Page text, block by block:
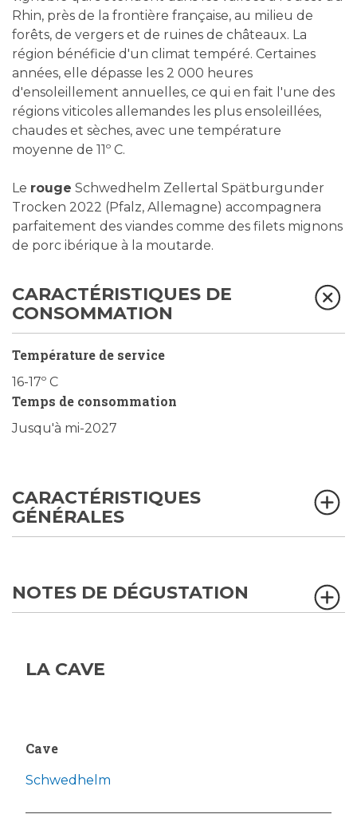
Rhin, près de la frontière française, au milieu de
forêts, de vergers et de ruines de châteaux. La
région bénéficie d'un climat tempéré. Certaines
années, elle dépasse les 2 000 heures
d'ensoleillement annuelles, ce qui en fait l'une des
régions viticoles allemandes les plus ensoleillées,
chaudes et sèches, avec une température
moyenne de 11º C.
Le rouge Schwedhelm Zellertal Spätburgunder
Trocken 2022 (Pfalz, Allemagne) accompagnera
parfaitement des viandes comme des filets mignons
de porc ibérique à la moutarde.
CARACTÉRISTIQUES DE
CONSOMMATION
Température de service
16-17º C
Temps de consommation
Jusqu'à mi-2027
CARACTÉRISTIQUES
GÉNÉRALES
NOTES DE DÉGUSTATION
LA CAVE
Cave
Schwedhelm